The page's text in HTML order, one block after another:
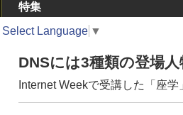
特集
Select Language ▼
DNSには3種類の登場
Internet Weekで受講した「座